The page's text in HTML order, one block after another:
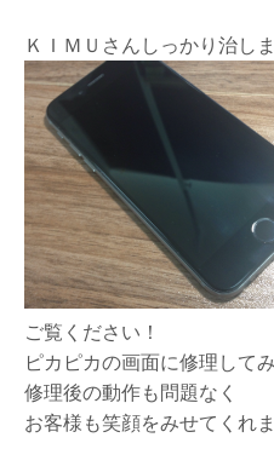
ＫＩＭＵさんしっかり治し
ご覧ください！
ピカピカの画面に修理して
修理後の動作も問題なく
お客様も笑顔をみせてくれ